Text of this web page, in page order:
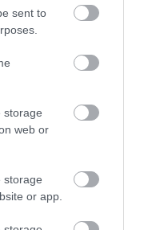
sent to
storage
web or
storage
or app.
2,4 εκατ.
– Ποιοι δρόμοι
στην Εύβοια:
της
στη Λούτσα